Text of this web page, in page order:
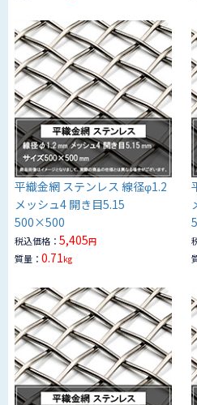
平織金網 ステンレス 線径φ1.2
メッシュ4 開き目5.15
500×500
税込価格： 5,405円
質量： 0.71kg